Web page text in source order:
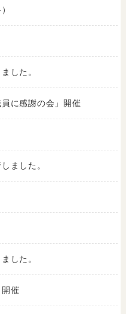
した。
員に感謝の会」開催
ました。
した。
開催